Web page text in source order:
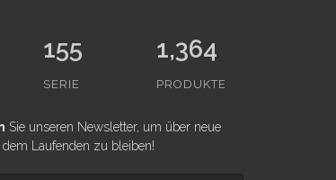
155
SERIE
1,364
PRODUKTE
Sie unseren Newsletter, um über neue
dem Laufenden zu bleiben!